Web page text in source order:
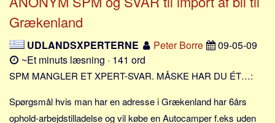
JLKM.dk
Lande
Tyrkiet
Spanien
Frankrig
Sverige
Grækenland
UDLANDSXPERTERNE Peter Borre
09-05-09
~Et minuts læsning · 141 ord
SPM MANGLER ET XPERT-SVAR. MÅSKE HAR DU ÉT…:
Spørgsmål hvis man har en adresse i Grækenland har 6års
ophold-arbejdstilladelse og vil købe en Autocamper f.eks uden